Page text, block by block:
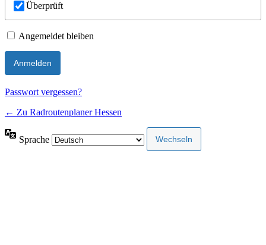
Überprüft
Angemeldet bleiben
Passwort vergessen?
← Zu Radroutenplaner Hessen
Sprache